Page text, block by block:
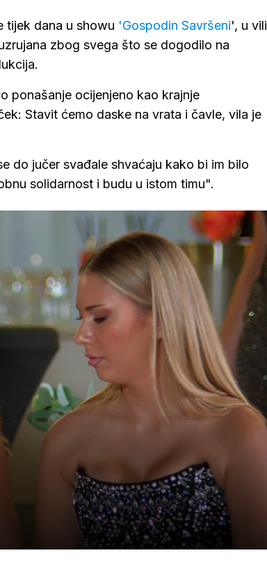
tijek dana u showu 'Gospodin Savršeni', u vili
zbog svega što se dogodilo na
ponašanje ocijenjeno kao krajnje
Stavit ćemo daske na vrata i čavle, vila je
do jučer svađale shvaćaju kako bi im bilo
solidarnost i budu u istom timu".